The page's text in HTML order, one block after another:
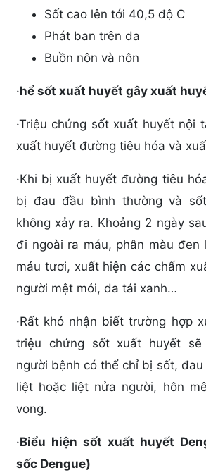
Sốt cao lên tới 40,5 độ C
Phát ban trên da
Buồn nôn và nôn
·hể sốt xuất huyết gây xuất
·Triệu chứng sốt xuất huyết nội
xuất huyết đường tiêu hóa và
·Khi bị xuất huyết đường tiêu
bị đau đầu bình thường và
không xảy ra. Khoảng 2 ngày
đi ngoài ra máu, phân màu đen
máu tươi, xuất hiện các chấm
người mệt mỏi, da tái xanh…
·Rất khó nhận biết trường hợp
triệu chứng sốt xuất huyết sẽ
người bệnh có thể chỉ bị sốt,
liệt hoặc liệt nửa người, hôn
vong.
·Biểu hiện sốt xuất huyết
sốc Dengue)